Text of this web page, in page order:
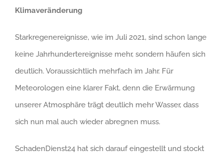
Klimaveränderung
Starkregenereignisse, wie im Juli 2021, sind schon lange
keine Jahrhundertereignisse mehr, sondern häufen sich
deutlich. Voraussichtlich mehrfach im Jahr. Für
Meteorologen eine klarer Fakt, denn die Erwärmung
unserer Atmosphäre trägt deutlich mehr Wasser, dass
sich nun mal auch wieder abregnen muss.
SchadenDienst24 hat sich darauf eingestellt und stockt